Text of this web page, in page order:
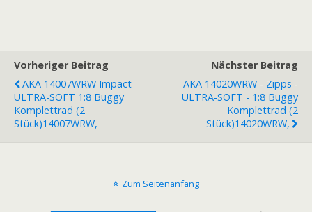
Komplettrad
Stück),
Vorheriger Beitrag
AKA 14007WRW Impact
ULTRA-SOFT 1:8 Buggy
Komplettrad (2
Stück)14007WRW,
Nächster Beitrag
AKA 14020WRW - Zipps -
ULTRA-SOFT - 1:8 Buggy
Komplettrad (2
Stück)14020WRW,
Zum Seitenanfang